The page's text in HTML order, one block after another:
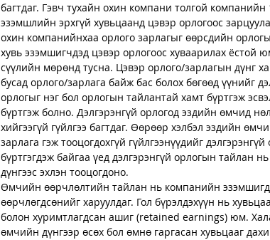
багтдаг. Гэвч тухайн охин компани толгой
эзэмшлийн эрхгүй хувьцаанд цэвэр орлогоос
охин компанийнхаа орлого зарлагыг өөрсдийн
хувь эзэмшигчдэд цэвэр орлогоос хуваарилах ёстой
сүүлийн мөрөнд тусна. Цэвэр орлого/зарлагын дүнг
бусад орлого/зарлага байж бас болох бөгөөд үүнийг
орлогыг нэг бол орлогын тайлантай хамт бүртгэж
бүртгэж болно. Дэлгэрэнгүй орлогод эздийн өмчид
хийгээгүй гүйлгээ багтдаг. Өөрөөр хэлбэл эздийн
зарлага гэж тооцогдохгүй гүйлгээнүүдийг
бүртгэгдэж байгаа үед дэлгэрэнгүй орлогын тайлан
дүнгээс эхлэн тооцогдоно.
Өмчийн өөрчлөлтийн тайлан нь компанийн
өөрчлөгдсөнийг харуулдаг. Гол бүрэлдэхүүн нь
болон хуримтлагдсан ашиг (retained earnings) юм.
өмчийн дүнгээр өсөх бол өмнө гаргасан хувьцааг